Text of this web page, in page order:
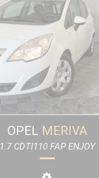
OPEL MERIVA
1.7 CDTI110 FAP ENJOY